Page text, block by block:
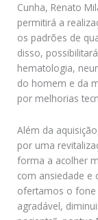
Cunha, Renato
permitirá a
os padrões de
disso,
hematologia,
do homem e da
por melhorias
Além da
por uma
forma a acolher
com ansiedade e
ofertamos o fone
agradável,